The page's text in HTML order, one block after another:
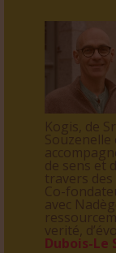
Kogis, de
de sens et
travers
Co-
avec
verité,
Dubois-Le